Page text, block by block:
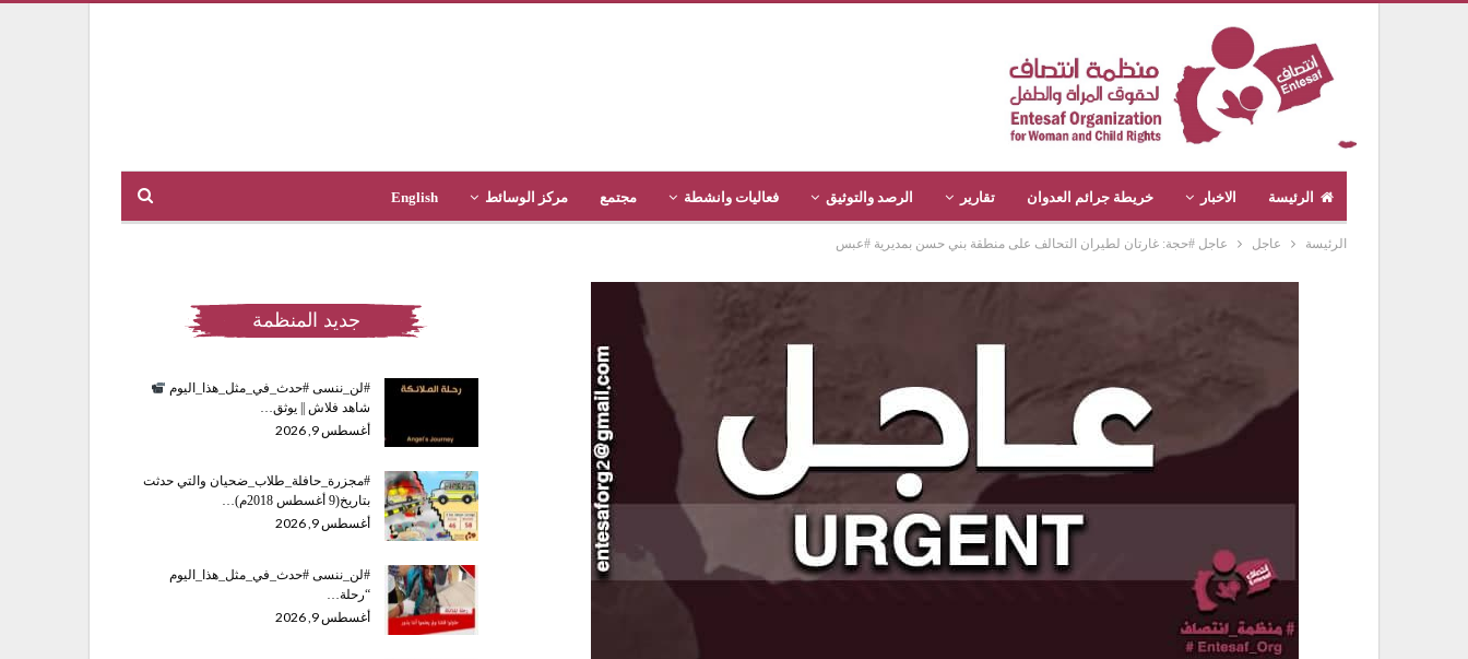
الرئيسة الاخبار خريطة جرائم العدوان تقارير الرصد والتوثيق فعاليات وانشطة مجتمع مركز الوسائط English
الرئيسة عاجل عاجل #حجة: غارتان لطيران التحالف على منطقة بني حسن بمديرية #عبس
جديد المنظمة
#لن_ننسى #حدث_في_مثل_هذا_اليوم
شاهد فلاش || يوثق…
أغسطس 9, 2026
#مجزرة_حافلة_طلاب_ضحيان والتي حدثت
بتاريخ(9 أغسطس 2018م)…
أغسطس 9, 2026
#لن_ننسى #حدث_في_مثل_هذا_اليوم
“رحلة…
أغسطس 9, 2026